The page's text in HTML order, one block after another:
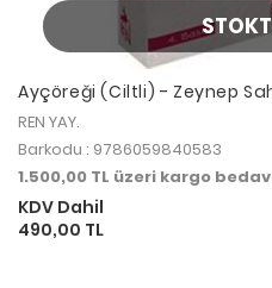
Ayçöreği (Ciltli) - Zeynep
REN YAY.
Barkodu : 9786059840583
1.500,00 TL üzeri kargo
KDV Dahil
490,00 TL